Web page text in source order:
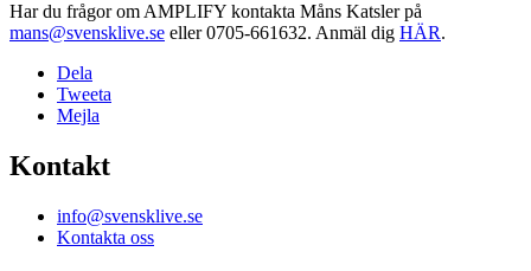
Har du frågor om AMPLIFY kontakta Måns Katsler på
mans@svensklive.se eller 0705-661632. Anmäl dig HÄR.
Dela
Tweeta
Mejla
Kontakt
info@svensklive.se
Kontakta oss